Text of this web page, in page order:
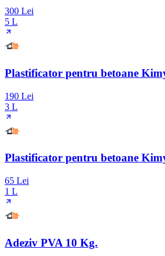
300 Lei
5 L
Plastificator pentru betoane
190 Lei
3 L
Plastificator pentru betoane
65 Lei
1 L
Adeziv PVA 10 Kg.